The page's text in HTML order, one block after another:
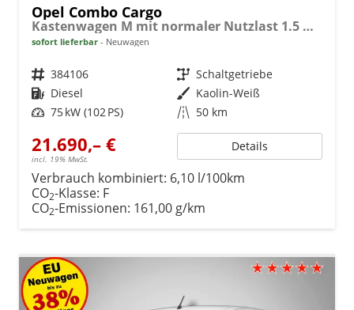
Opel Combo Cargo
Kastenwagen M mit normaler Nutzlast 1.5 Diesel 6-Gang
sofort lieferbar Neuwagen
Fahrzeugnr. 384106 Getriebe Schaltgetriebe
Kraftstoff Diesel Außenfarbe Kaolin-Weiß
Leistung 75 kW (102 PS) Kilometerstand 50 km
21.690,– €
incl. 19% MwSt.
Details
Verbrauch kombiniert: 6,10 l/100km
CO2-Klasse: F
CO2-Emissionen: 161,00 g/km